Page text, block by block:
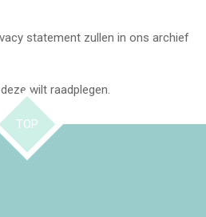
statement zullen in ons archief
wilt raadplegen.
TOP